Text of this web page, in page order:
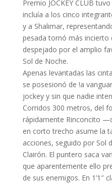
Premio JOCKEY CLUB
incluía a los cinco
y a Shalimar,
pesada tornó más incierto
despejado por el amplio
Sol de Noche.
Apenas levantadas las
se posesionó de !a
jockey y sin que nadie
Corridos 300 metros, del
rápidamente Rinconcito
en corto trecho asume la
acciones, seguido por Sol
Clairón. El puntero saca
que aparentemente ello
de sus enemigos. En 1’1″